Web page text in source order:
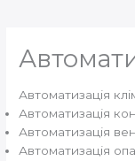
Автоматизація
Автоматизація
Автоматизація
Автоматизація